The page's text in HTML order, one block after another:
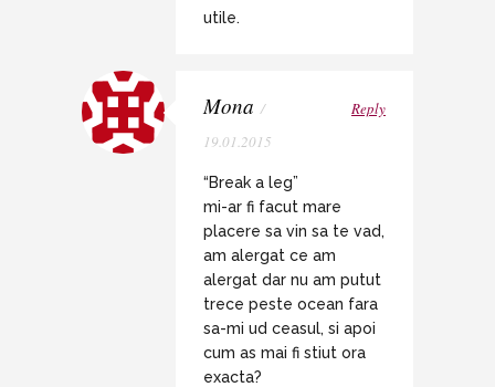
utile.
Mona /
19.01.2015
Reply
“Break a leg”
mi-ar fi facut mare
placere sa vin sa te vad,
am alergat ce am
alergat dar nu am putut
trece peste ocean fara
sa-mi ud ceasul, si apoi
cum as mai fi stiut ora
exacta?